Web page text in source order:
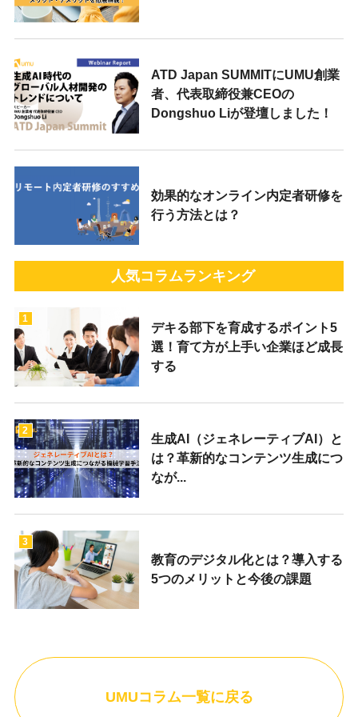
ATD Japan SUMMITにUMU創業
者、代表取締役兼CEOの
Dongshuo Liが登壇しました！
効果的なオンライン内定者研修を
行う方法とは？
人気コラムランキング
1
デキる部下を育成するポイント5
選！育て方が上手い企業ほど成長
する
2
生成AI（ジェネレーティブAI）と
は？革新的なコンテンツ生成につ
なが...
3
教育のデジタル化とは？導入する
5つのメリットと今後の課題
UMUコラム一覧に戻る